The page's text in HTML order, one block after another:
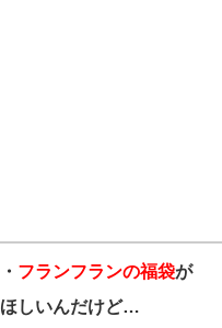
・ フランフランの福袋が
ほしいんだけど…